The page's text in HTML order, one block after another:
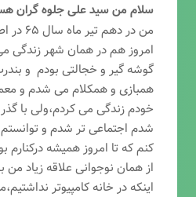
سلام من سید علی جلوه گران
من در
امروز هم در همان شهر زندگی
گوشه گیر و خجالتی بودم و
همبازی و همکلام می شدم و
خودم زندگی می کردم،ولی با
شدم اجتماعی تر شدم و
کنم که تا امروز همیشه درکنارم
از همان نوجوانی علاقه زیاد من
اینکه در خانه کامپیوتر